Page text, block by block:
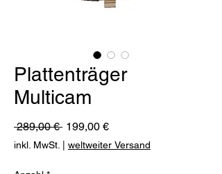
Plattenträger
Multicam
289,00 € Standardpreis
199,00 €Sale-
Preis
inkl. MwSt. weltweiter Versand